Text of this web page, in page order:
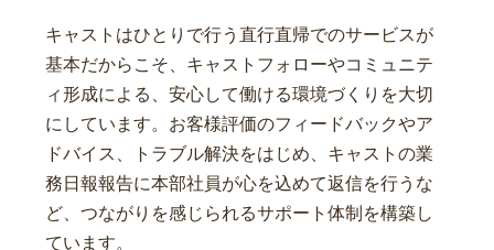
キャストはひとりで行う直行直帰でのサービスが
基本だからこそ、キャストフォローやコミュニテ
ィ形成による、安心して働ける環境づくりを大切
にしています。お客様評価のフィードバックやア
ドバイス、トラブル解決をはじめ、キャストの業
務日報報告に本部社員が心を込めて返信を行うな
ど、つながりを感じられるサポート体制を構築し
ています。